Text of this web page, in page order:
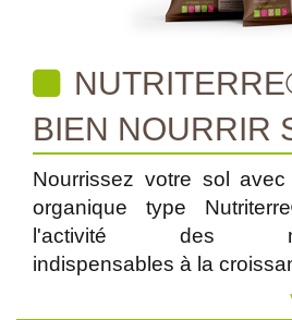
BIEN NOURRIR
Nourrissez votre sol
organique type
l'activité des
indispensables à la